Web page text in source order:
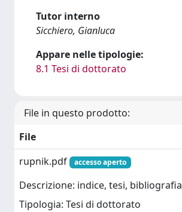
Tutor interno
Sicchiero, Gianluca
Appare nelle tipologie:
8.1 Tesi di dottorato
File in questo prodotto:
File
rupnik.pdf
accesso aperto
Descrizione: indice, tesi, bibliografia
Tipologia: Tesi di dottorato